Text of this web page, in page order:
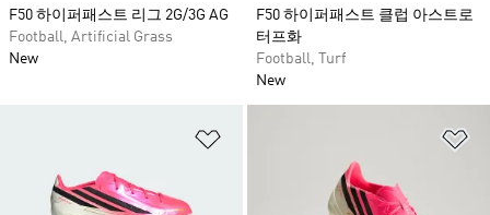
F50 하이퍼패스트 리그 2G/3G AG
Football, Artificial Grass
New
F50 하이퍼패스트 클럽 아스트로
터프화
Football, Turf
New